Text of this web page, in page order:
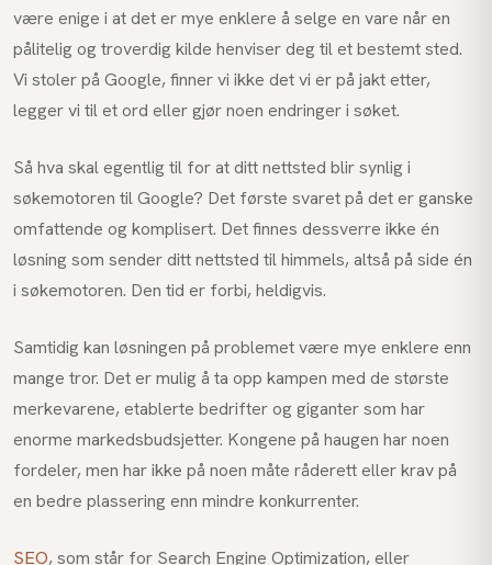
være enige i at det er mye enklere å selge en vare når en
pålitelig og troverdig kilde henviser deg til et bestemt sted.
Vi stoler på Google, finner vi ikke det vi er på jakt etter,
legger vi til et ord eller gjør noen endringer i søket.
Så hva skal egentlig til for at ditt nettsted blir synlig i
søkemotoren til Google? Det første svaret på det er ganske
omfattende og komplisert. Det finnes dessverre ikke én
løsning som sender ditt nettsted til himmels, altså på side én
i søkemotoren. Den tid er forbi, heldigvis.
Samtidig kan løsningen på problemet være mye enklere enn
mange tror. Det er mulig å ta opp kampen med de største
merkevarene, etablerte bedrifter og giganter som har
enorme markedsbudsjetter. Kongene på haugen har noen
fordeler, men har ikke på noen måte råderett eller krav på
en bedre plassering enn mindre konkurrenter.
SEO, som står for Search Engine Optimization, eller